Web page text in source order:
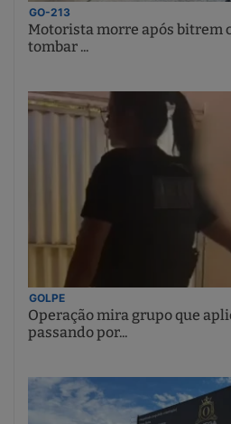
GO-213
Motorista morre após bitrem
tombar ...
GOLPE
Operação mira grupo que
passando por...